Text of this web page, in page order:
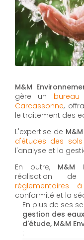
M&M
gère un
Carcassonne,
le traitement des
L'expertise de
d'études des
l'analyse et la
En outre, M&M
réalisation
réglementaires
conformité et la
En plus de ses
gestion des
d'étude, M&M
: